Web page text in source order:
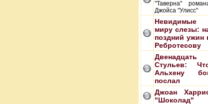
"Таверна"
Джойса "Улисс"
Невидимые
миру слезы:
поздний ужин
Ребротесову
Двенадцать
Стульев:
Альхену
послал
Джоан
"Шоколад"